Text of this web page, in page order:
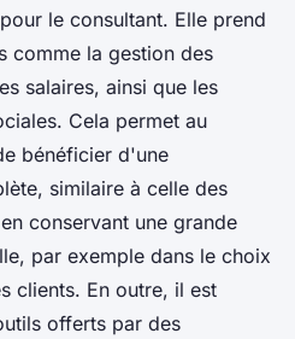
le consultant. Elle prend
comme la gestion des
salaires, ainsi que les
Cela permet au
bénéficier d'une
similaire à celle des
conservant une grande
par exemple dans le choix
clients. En outre, il est
offerts par des